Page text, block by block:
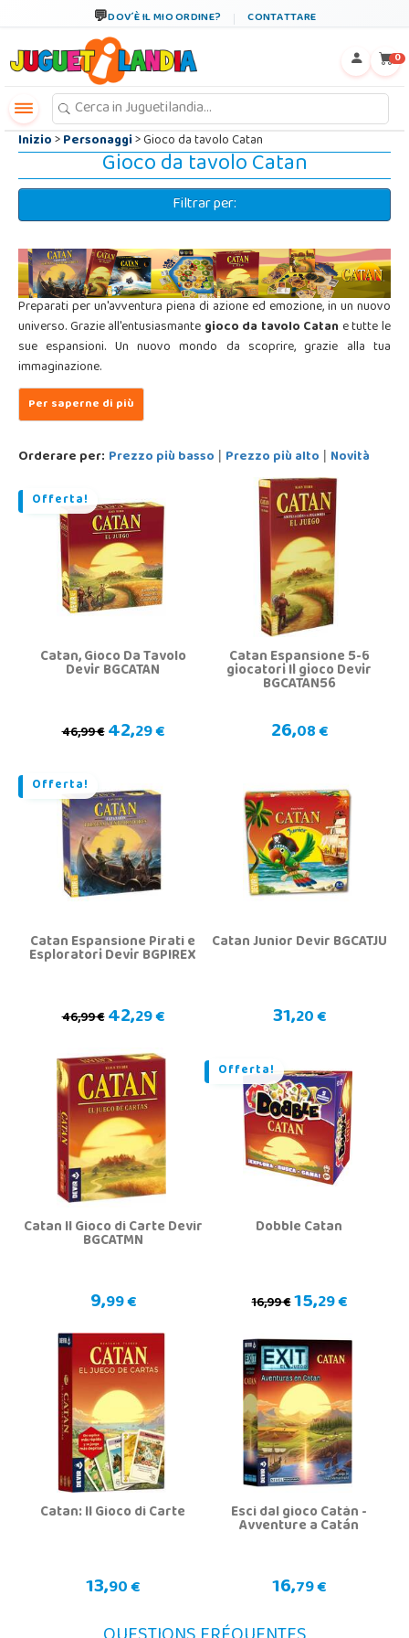
DOV´È IL MIO ORDINE? CONTATTARE
0
Inizio>Personaggi> Gioco da tavolo Catan
Gioco da tavolo Catan
Filtrar per:
Preparati per un'avventura piena di azione ed emozione, in un nuovo
universo. Grazie all'entusiasmantegioco da tavolo Catane tutte le
sue espansioni. Un nuovo mondo da scoprire, grazie alla tua
immaginazione.
Orderare per: Prezzo più basso | Prezzo più alto | Novità
Offerta!
Catan, Gioco Da Tavolo
Devir BGCATAN
46,99 €42,29 €
Catan Espansione 5-6
giocatori Il gioco Devir
BGCATAN56
26,08 €
Offerta!
Catan Espansione Pirati e
Esploratori Devir BGPIREX
46,99 €42,29 €
Catan Junior Devir BGCATJU
31,20 €
Catan Il Gioco di Carte Devir
BGCATMN
9,99 €
Offerta!
Dobble Catan
16,99 €15,29 €
Catan: Il Gioco di Carte
13,90 €
Esci dal gioco Catán -
Avventure a Catán
16,79 €